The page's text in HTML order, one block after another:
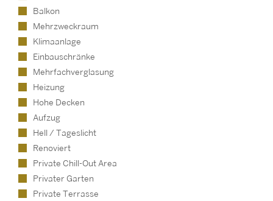
Balkon
Mehrzweckraum
Klimaanlage
Einbauschränke
Mehrfachverglasung
Heizung
Hohe Decken
Aufzug
Hell / Tageslicht
Renoviert
Private Chill-Out Area
Privater Garten
Private Terrasse